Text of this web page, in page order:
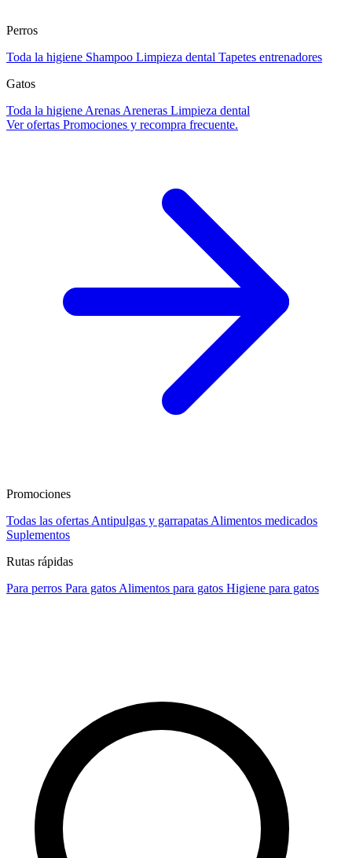
Perros
Toda la higiene Shampoo Limpieza dental Tapetes entrenadores
Gatos
Toda la higiene Arenas Areneras Limpieza dental
Ver ofertas Promociones y recompra frecuente.
Promociones
Todas las ofertas Antipulgas y garrapatas Alimentos medicados
Suplementos
Rutas rápidas
Para perros Para gatos Alimentos para gatos Higiene para gatos